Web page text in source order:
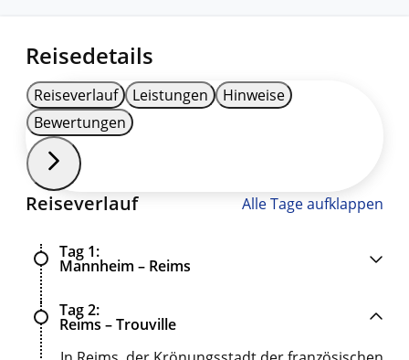
Reisedetails
Reiseverlauf Leistungen
Hinweise
Bewertungen
Reiseverlauf Alle Tage aufklappen
Tag 1
Mannheim – Reims
Tag 2
Reims – Trouville